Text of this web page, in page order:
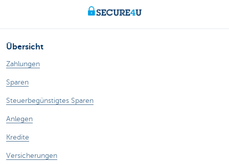
Übersicht
Zahlungen
Sparen
Steuerbegünstigtes Sparen
Anlegen
Kredite
Versicherungen